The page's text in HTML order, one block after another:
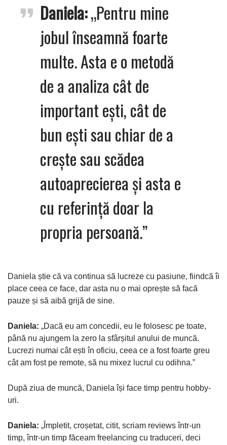
Daniela:„Pentru mine
jobul înseamnă foarte
multe. Asta e o metodă
de a analiza cât de
important ești, cât de
bun ești sau chiar de a
crește sau scădea
autoaprecierea și asta e
cu referință doar la
propria persoană.”
Daniela știe că va continua să lucreze cu pasiune, fiindcă îi
place ceea ce face, dar asta nu o mai oprește să facă
pauze și să aibă grijă de sine.
Daniela: „Dacă eu am concedii, eu le folosesc pe toate,
până nu ajungem la zero la sfârșitul anului de muncă.
Lucrezi numai cât ești în oficiu, ceea ce a fost foarte greu
cât am fost pe remote, să nu mixez lucrul cu odihna.”
După ziua de muncă, Daniela își face timp pentru hobby-
uri.
Daniela: „Împletit, croșetat, citit, scriam reviews într-un
timp, într-un timp făceam freelancing cu traduceri, deci